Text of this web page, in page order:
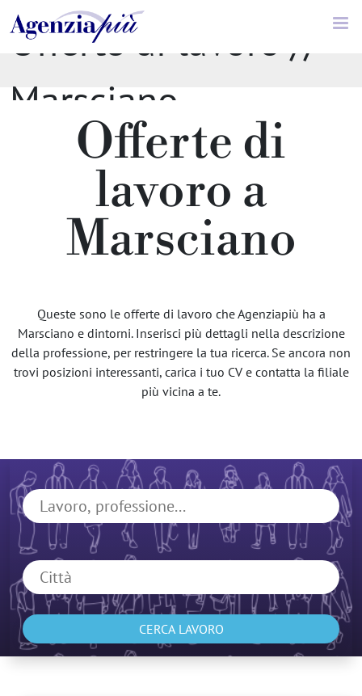
Offerte di lavoro //
Marsciano
Offerte di
lavoro a
Marsciano
Queste sono le offerte di lavoro che Agenziapiù ha a
Marsciano e dintorni. Inserisci più dettagli nella descrizione
della professione, per restringere la tua ricerca. Se ancora non
trovi posizioni interessanti, carica i tuo CV e contatta la filiale
più vicina a te.
CERCA LAVORO